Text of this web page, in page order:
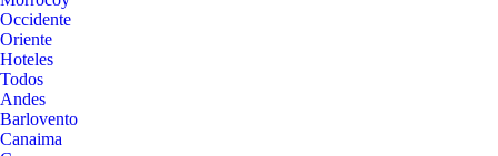
Occidente
Oriente
Hoteles
Todos
Andes
Barlovento
Canaima